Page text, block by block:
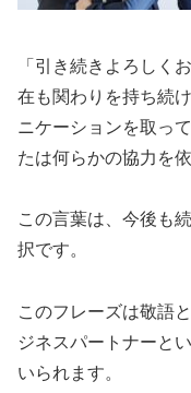
「引き続きよろしく
在も関わりを持ち続
ニケーションを取っ
たは何らかの協力を
この言葉は、今後も
択です。
このフレーズは敬語
ジネスパートナーと
いられます。